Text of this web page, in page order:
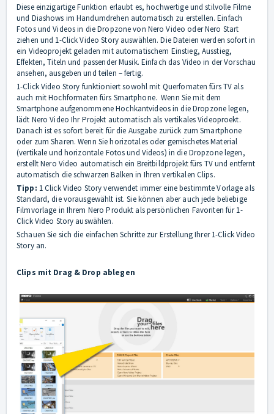
Diese einzigartige Funktion erlaubt es, hochwertige und stilvolle Filme
und Diashows im Handumdrehen automatisch zu erstellen. Einfach
Fotos und Videos in die Dropzone von Nero Video oder Nero Start
ziehen und 1-Click Video Story auswählen. Die Dateien werden sofort in
ein Videoprojekt geladen mit automatischem Einstieg, Ausstieg,
Effekten, Titeln und passender Musik. Einfach das Video in der Vorschau
ansehen, ausgeben und teilen – fertig.
1-Click Video Story funktioniert sowohl mit Querfomaten fürs TV als
auch mit Hochformaten fürs Smartphone. Wenn Sie mit dem
Smartphone aufgenommene Hochkantvideos in die Dropzone legen,
lädt Nero Video Ihr Projekt automatisch als vertikales Videoproekt.
Danach ist es sofort bereit für die Ausgabe zurück zum Smartphone
oder zum Sharen. Wenn Sie horizotales oder gemischetes Material
(vertikale und horizontale Fotos und Videos) in die Dropzone legen,
erstellt Nero Video automatisch ein Breitbildprojekt fürs TV und entfernt
automatisch die schwarzen Balken in Ihren vertikalen Clips.
Tipp: 1 Click Video Story verwendet immer eine bestimmte Vorlage als
Standard, die vorausgewählt ist. Sie können aber auch jede beliebige
Filmvorlage in Ihrem Nero Produkt als persönlichen Favoriten für 1-
Click Video Story auswählen.
Schauen Sie sich die einfachen Schritte zur Erstellung Ihrer 1-Click Video
Story an.
Clips mit Drag & Drop ablegen